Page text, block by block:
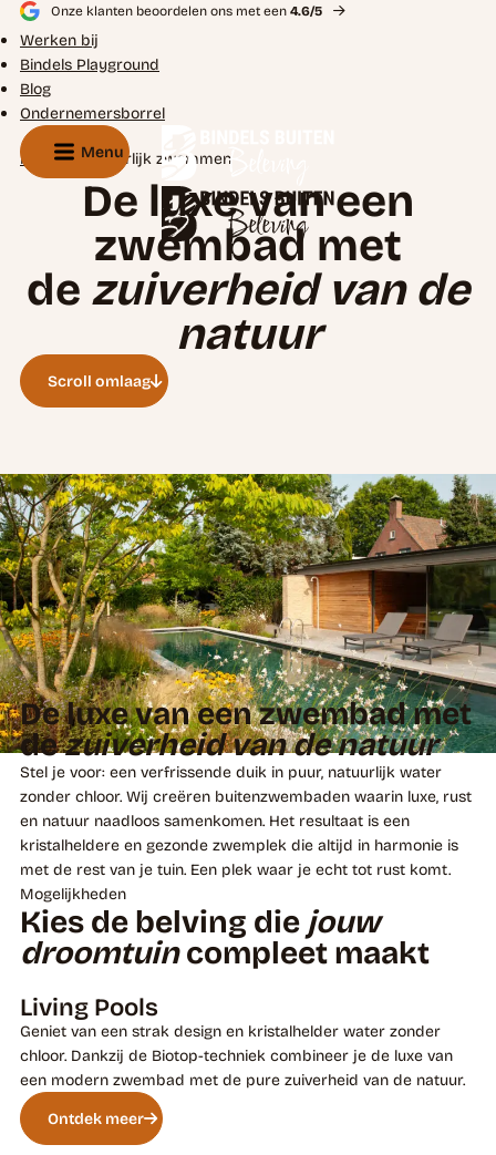
Onze klanten beoordelen ons met een4.6/5
Werken bij
Bindels Playground
Blog
Ondernemersborrel
Menu
Home Natuurlijk zwemmen
De luxe van een
zwembad met
dezuiverheid van de
natuur
Scroll omlaag
De luxe van een zwembad met
dezuiverheid van de natuur
Stel je voor: een verfrissende duik in puur, natuurlijk water
zonder chloor. Wij creëren buitenzwembaden waarin luxe, rust
en natuur naadloos samenkomen. Het resultaat is een
kristalheldere en gezonde zwemplek die altijd in harmonie is
met de rest van je tuin. Een plek waar je echt tot rust komt.
Mogelijkheden
Kies de belving diejouw
droomtuincompleet maakt
Living Pools
Geniet van een strak design en kristalhelder water zonder
chloor. Dankzij de Biotop-techniek combineer je de luxe van
een modern zwembad met de pure zuiverheid van de natuur.
Ontdek meer